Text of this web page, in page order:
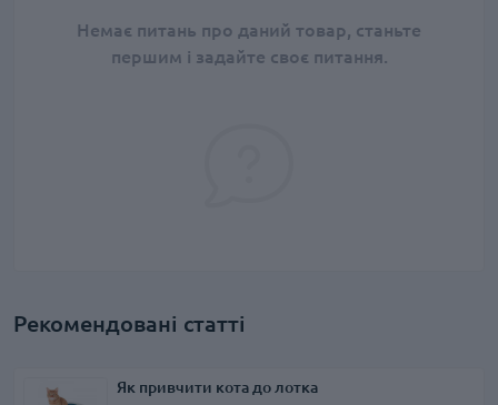
Немає питань про даний товар, станьте
першим і задайте своє питання.
Рекомендовані статті
Як привчити кота до лотка